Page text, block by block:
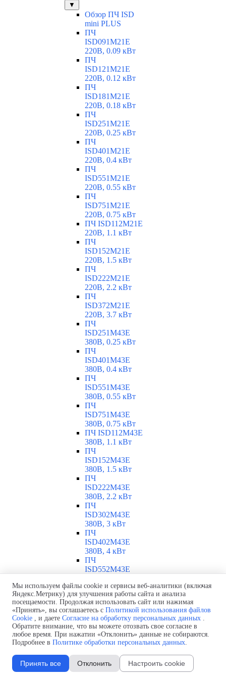
▼
Обзор ПЧ ISD
mini PLUS
ПЧ
ISD091M21E
220В, 0.09 кВт
ПЧ
ISD121M21E
220В, 0.12 кВт
ПЧ
ISD181M21E
220В, 0.18 кВт
ПЧ
ISD251M21E
220В, 0.25 кВт
ПЧ
ISD401M21E
220В, 0.4 кВт
ПЧ
ISD551M21E
220В, 0.55 кВт
ПЧ
ISD751M21E
220В, 0.75 кВт
ПЧ ISD112M21E
220В, 1.1 кВт
ПЧ
ISD152M21E
220В, 1.5 кВт
ПЧ
ISD222M21E
220В, 2.2 кВт
ПЧ
ISD372M21E
220В, 3.7 кВт
ПЧ
ISD251M43E
380В, 0.25 кВт
ПЧ
ISD401M43E
380В, 0.4 кВт
ПЧ
ISD551M43E
380В, 0.55 кВт
ПЧ
ISD751M43E
380В, 0.75 кВт
ПЧ ISD112M43E
380В, 1.1 кВт
ПЧ
ISD152M43E
380В, 1.5 кВт
ПЧ
ISD222M43E
380В, 2.2 кВт
ПЧ
ISD302M43E
380В, 3 кВт
ПЧ
ISD402M43E
380В, 4 кВт
ПЧ
ISD552M43E
ПЧ
ISD752M43E
380В, 7.5 кВт
ПЧ ISD113M43E
380В, 11 кВт
ПЧ INNOVERT ISD
0.25-11 кВт ▼
Обзор ПЧ ISD
ПЧ ISD251U21B
220В, 0.25 кВт
Мы используем файлы cookie и сервисы веб-аналитики (включая
Яндекс.Метрику) для улучшения работы сайта и анализа
посещаемости. Продолжая использовать сайт или нажимая
«Принять», вы соглашаетесь с Политикой использования файлов
Cookie , и даете Согласие на обработку персональных данных .
Обратите внимание, что вы можете отозвать свое согласие в
любое время. При нажатии «Отклонить» данные не собираются.
Подробнее в Политике обработки персональных данных.
Принять все Отклонить Настроить cookie